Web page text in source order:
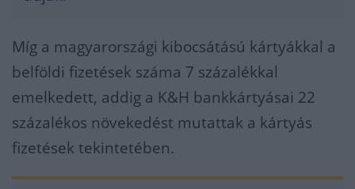
Míg a magyarországi kibocsátású kártyákkal a
belföldi fizetések száma 7 százalékkal
emelkedett, addig a K&H bankkártyásai 22
százalékos növekedést mutattak a kártyás
fizetések tekintetében.